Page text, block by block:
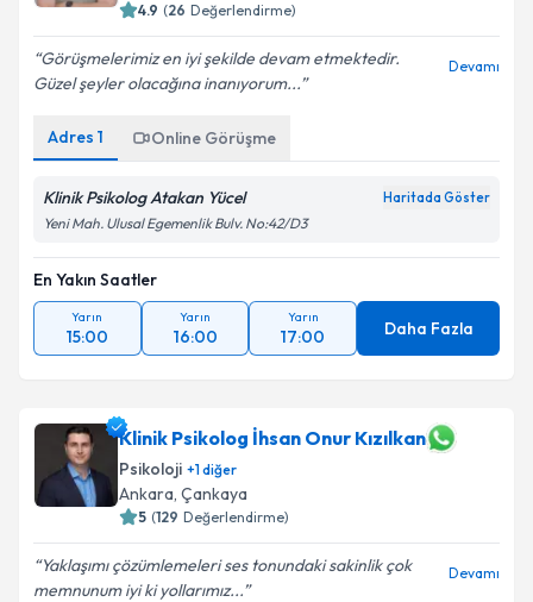
4.9 (26 Değerlendirme)
Görüşmelerimiz en iyi şekilde devam etmektedir.
Güzel şeyler olacağına inanıyorum...
Devamı
Adres 1 Online Görüşme
Klinik Psikolog Atakan Yücel Haritada Göster
Yeni Mah. Ulusal Egemenlik Bulv. No:42/D3
En Yakın Saatler
Yarın
15:00
Yarın
16:00
Yarın
17:00 Daha Fazla
Klinik Psikolog İhsan Onur Kızılkan
Psikoloji +1diğer
Ankara, Çankaya
5 (129 Değerlendirme)
Yaklaşımı çözümlemeleri ses tonundaki sakinlik çok
memnunum iyi ki yollarımız...
Devamı